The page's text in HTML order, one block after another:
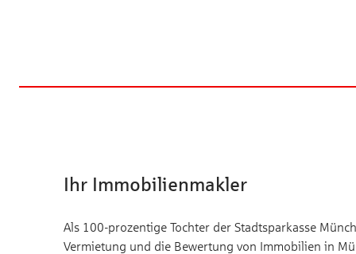
Ihr Immobilienmakler
Als 100-prozentige Tochter der Stadtsparkasse
Vermietung und die Bewertung von Immobilien in